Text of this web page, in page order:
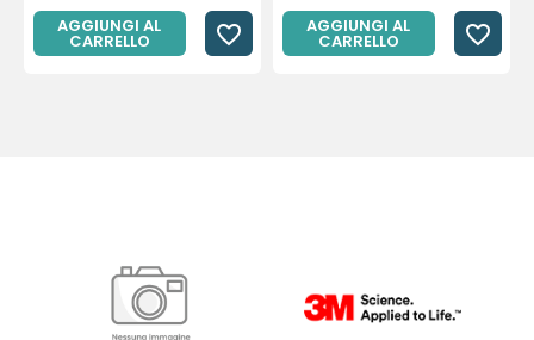
AGGIUNGI AL
CARRELLO favorite_border AGGIUNGI AL
CARRELLO favorite_border